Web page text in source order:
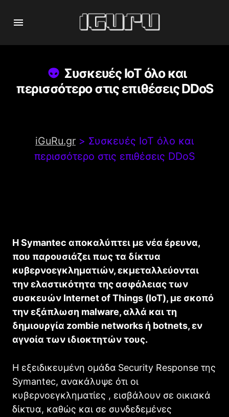
Συσκευές IoT όλο και
περισσότερο στις επιθέσεις DDoS
iGuRu.gr > Συσκευές IoT όλο και
περισσότερο στις επιθέσεις DDoS
ΗSymantec αποκαλύπτει με νέα έρευνα,
που παρουσιάζει πως τα δίκτυα
κυβερνοεγκληματιών, εκμεταλλεύονται
την ελαστικότητα της ασφάλειας των
συσκευών Internet of Things (IoT), με σκοπό
την εξάπλωση malware, αλλά και τη
δημιουργία zombie networks ή botnets, εν
αγνοία των ιδιοκτητών τους.
Η εξειδικευμένη ομάδα Security Response της
Symantec, ανακάλυψε ότι οι
κυβερνοεγκληματίες , εισβάλουν σε οικιακά
δίκτυα, καθώς και σε συνδεδεμένες